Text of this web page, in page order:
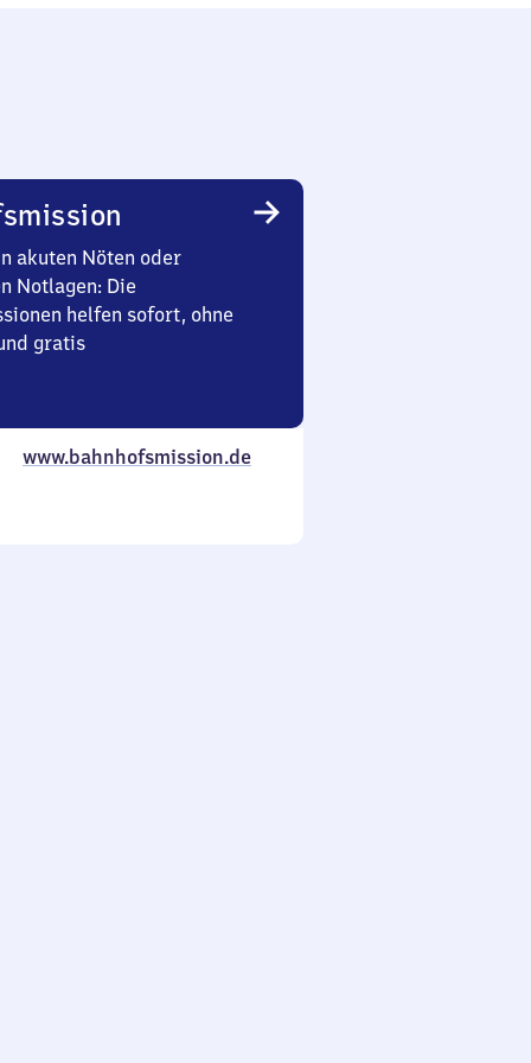
akuten Nöten oder
Notlagen: Die
helfen sofort, ohne
gratis
www.bahnhofsmission.de